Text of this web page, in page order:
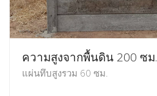
ความสูงจากพื้นดิน 200 ซม.
แผ่นทึบสูงรวม 60 ซม.